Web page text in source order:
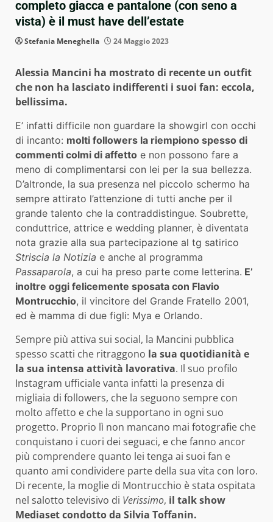
completo giacca e pantalone (con seno a
vista) è il must have dell’estate
Stefania Meneghella 24 Maggio 2023
Alessia Mancini ha mostrato di recente un outfit
che non ha lasciato indifferenti i suoi fan: eccola,
bellissima.
E’ infatti difficile non guardare la showgirl con occhi
di incanto: molti followers la riempiono spesso di
commenti colmi di affetto e non possono fare a
meno di complimentarsi con lei per la sua bellezza.
D’altronde, la sua presenza nel piccolo schermo ha
sempre attirato l’attenzione di tutti anche per il
grande talento che la contraddistingue. Soubrette,
conduttrice, attrice e wedding planner, è diventata
nota grazie alla sua partecipazione al tg satirico
Striscia la Notizia e anche al programma
Passaparola, a cui ha preso parte come letterina. E’
inoltre oggi felicemente sposata con Flavio
Montrucchio, il vincitore del Grande Fratello 2001,
ed è mamma di due figli: Mya e Orlando.
Sempre più attiva sui social, la Mancini pubblica
spesso scatti che ritraggono la sua quotidianità e
la sua intensa attività lavorativa. Il suo profilo
Instagram ufficiale vanta infatti la presenza di
migliaia di followers, che la seguono sempre con
molto affetto e che la supportano in ogni suo
progetto. Proprio lì non mancano mai fotografie che
conquistano i cuori dei seguaci, e che fanno ancor
più comprendere quanto lei tenga ai suoi fan e
quanto ami condividere parte della sua vita con loro.
Di recente, la moglie di Montrucchio è stata ospitata
nel salotto televisivo di Verissimo, il talk show
Mediaset condotto da Silvia Toffanin.